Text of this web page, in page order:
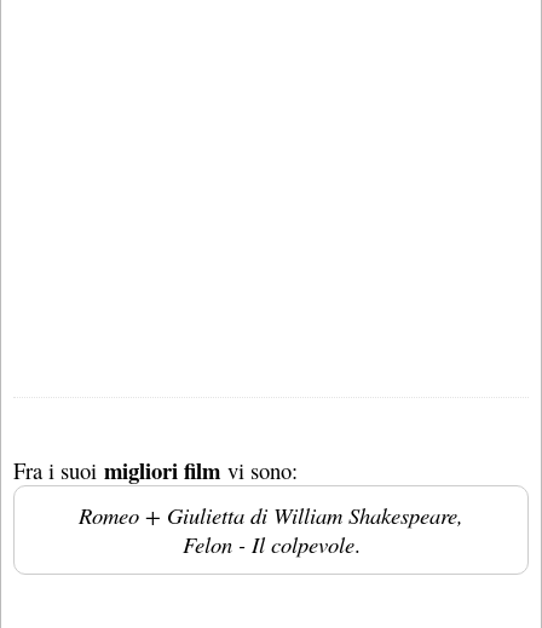
Fra i suoi migliori film vi sono:
Romeo + Giulietta di William Shakespeare,
Felon - Il colpevole.